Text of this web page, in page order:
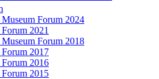
Forum 2024
2021
Forum 2018
2017
2016
2015